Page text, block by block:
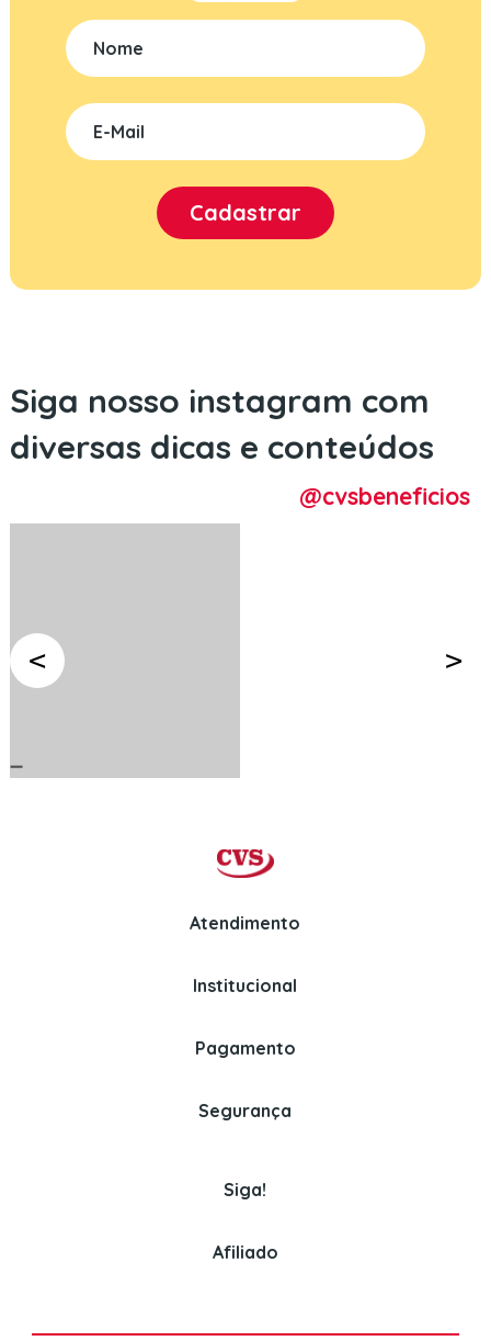
Siga nosso instagram com
diversas dicas e conteúdos
@cvsbeneficios
Atendimento
Whatsapp
(11) 3382-2150
Institucional
Perguntas Frequentes
Pagamento
Segurança
Siga!
Afiliado